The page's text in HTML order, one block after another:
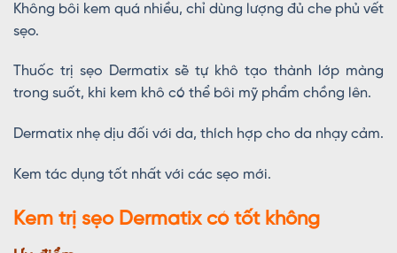
Không bôi kem quá nhiều, chỉ dùng lượng đủ che phủ vết
sẹo.
Thuốc trị sẹo Dermatix sẽ tự khô tạo thành lớp màng
trong suốt, khi kem khô có thể bôi mỹ phẩm chồng lên.
Dermatix nhẹ dịu đối với da, thích hợp cho da nhạy cảm.
Kem tác dụng tốt nhất với các sẹo mới.
Kem trị sẹo Dermatix có tốt không